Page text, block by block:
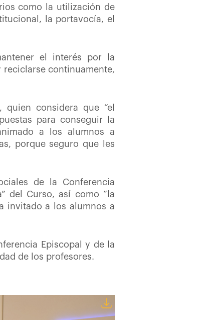
como la utilización de
la portavocía, el
el interés por la
reciclarse continuamente,
considera que “el
para conseguir la
a los alumnos a
porque seguro que les
de la Conferencia
del Curso, así como “la
invitado a los alumnos a
Episcopal y de la
de los profesores.